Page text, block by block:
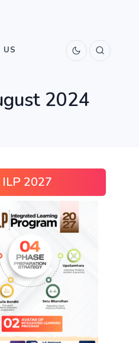
US
2024
ILP 2027